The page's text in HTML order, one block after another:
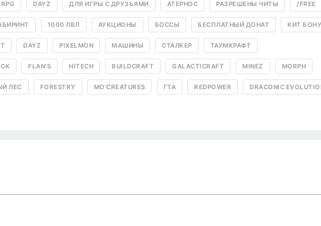
RPG DAYZ ДЛЯ ИГРЫ С ДРУЗЬЯМИ АТЕРНОС РАЗРЕШЕНЫ ЧИТЫ /FREE
1000 ЛВЛ АУКЦИОНЫ БОССЫ БЕСПЛАТНЫЙ ДОНАТ КИТ
DAYZ PIXELMON МАШИНЫ СТАЛКЕР ТАУМКРАФТ
FLAN'S HITECH BUILDCRAFT GALACTICRAFT MINEZ MORPH
ЛЕС FORESTRY MO'CREATURES ГТА REDPOWER DRACONIC